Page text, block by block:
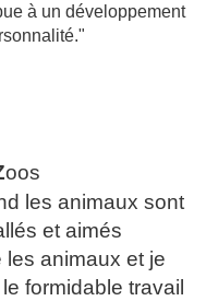
à un développement
oos
les animaux sont
et aimés
animaux et je
formidable travail